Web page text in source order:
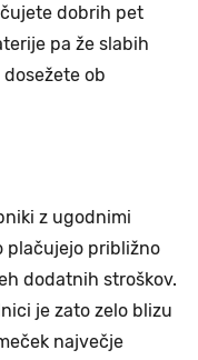
dobrih pet
pa že slabih
ob
z ugodnimi
plačujejo približno
dodatnih stroškov.
je zato zelo blizu
največje